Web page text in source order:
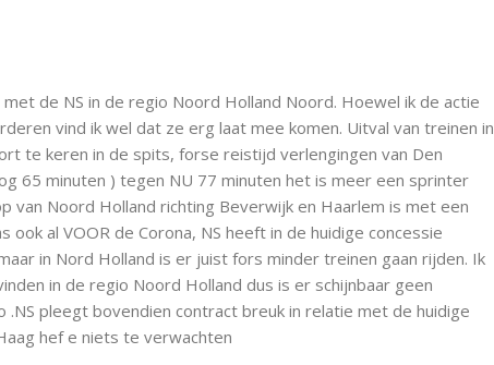
de NS in de regio Noord Holland Noord. Hoewel ik de actie
vind ik wel dat ze erg laat mee komen. Uitval van treinen in
te keren in de spits, forse reistijd verlengingen van Den
65 minuten ) tegen NU 77 minuten het is meer een sprinter
van Noord Holland richting Beverwijk en Haarlem is met een
ook al VOOR de Corona, NS heeft in de huidige concessie
in Nord Holland is er juist fors minder treinen gaan rijden. Ik
in de regio Noord Holland dus is er schijnbaar geen
pleegt bovendien contract breuk in relatie met de huidige
hef e niets te verwachten